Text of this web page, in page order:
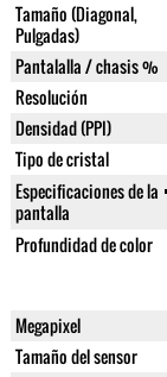
Tamaño (Diagonal,
Pulgadas)
Pantalalla / chasis %
Resolución
Densidad (PPI)
Tipo de cristal
Especificaciones de la
pantalla
Profundidad de color
Megapixel
Tamaño del sensor